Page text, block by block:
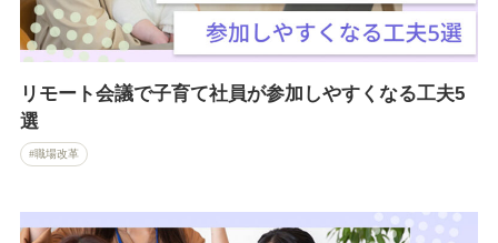
リモート会議で子育て社員が参加しやすくなる工夫5
選
職場改革